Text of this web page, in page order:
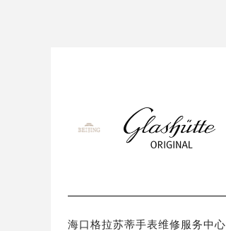
海口格拉苏蒂手表维修服务中